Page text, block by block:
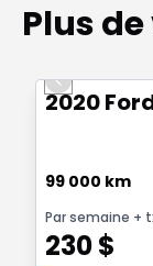
Plus
Previous
2020
99 000 km
Par semaine +
230$